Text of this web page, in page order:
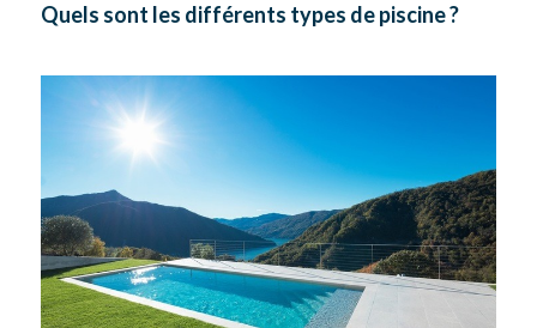
Quels sont les différents types de piscine ?